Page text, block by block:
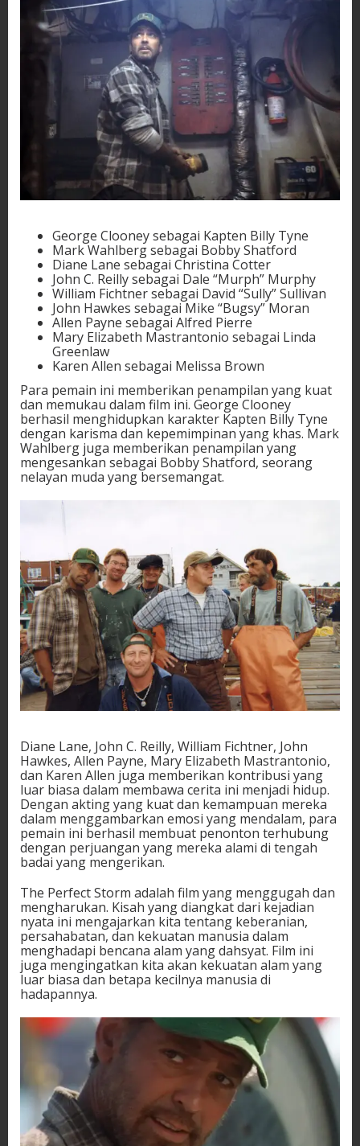
George Clooney sebagai Kapten Billy Tyne
Mark Wahlberg sebagai Bobby Shatford
Diane Lane sebagai Christina Cotter
John C. Reilly sebagai Dale “Murph” Murphy
William Fichtner sebagai David “Sully” Sullivan
John Hawkes sebagai Mike “Bugsy” Moran
Allen Payne sebagai Alfred Pierre
Mary Elizabeth Mastrantonio sebagai Linda
Greenlaw
Karen Allen sebagai Melissa Brown
Para pemain ini memberikan penampilan yang kuat
dan memukau dalam film ini. George Clooney
berhasil menghidupkan karakter Kapten Billy Tyne
dengan karisma dan kepemimpinan yang khas. Mark
Wahlberg juga memberikan penampilan yang
mengesankan sebagai Bobby Shatford, seorang
nelayan muda yang bersemangat.
Diane Lane, John C. Reilly, William Fichtner, John
Hawkes, Allen Payne, Mary Elizabeth Mastrantonio,
dan Karen Allen juga memberikan kontribusi yang
luar biasa dalam membawa cerita ini menjadi hidup.
Dengan akting yang kuat dan kemampuan mereka
dalam menggambarkan emosi yang mendalam, para
pemain ini berhasil membuat penonton terhubung
dengan perjuangan yang mereka alami di tengah
badai yang mengerikan.
The Perfect Storm adalah film yang menggugah dan
mengharukan. Kisah yang diangkat dari kejadian
nyata ini mengajarkan kita tentang keberanian,
persahabatan, dan kekuatan manusia dalam
menghadapi bencana alam yang dahsyat. Film ini
juga mengingatkan kita akan kekuatan alam yang
luar biasa dan betapa kecilnya manusia di
hadapannya.